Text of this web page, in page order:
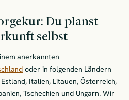
Du planst
selbst
anerkannten
oder in folgenden Ländern
Italien, Litauen, Österreich,
Tschechien und Ungarn. Wir